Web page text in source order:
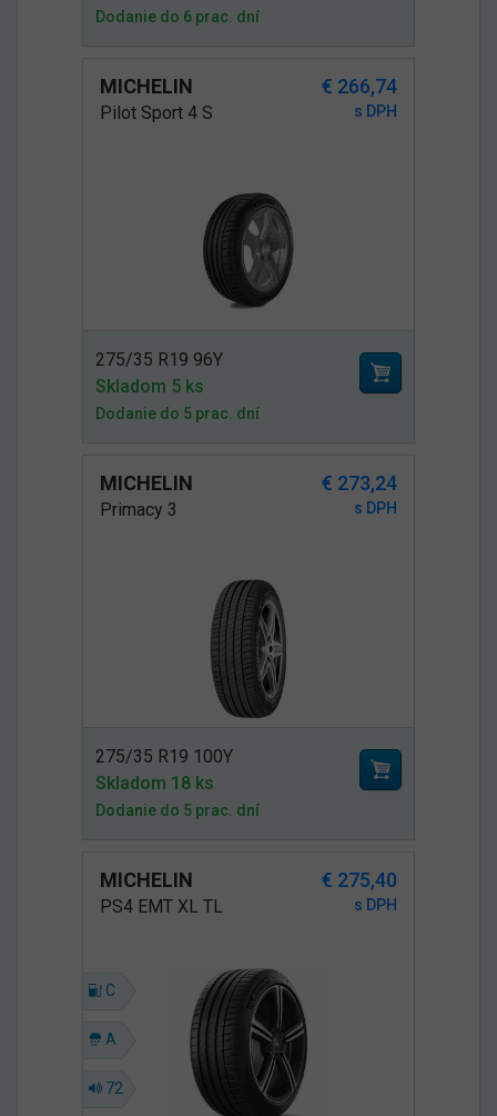
Dodanie do 6 prac. dní
MICHELIN € 266,74
Pilot Sport 4 S s DPH
275/35 R19 96Y
Skladom 5 ks
Dodanie do 5 prac. dní
MICHELIN € 273,24
Primacy 3 s DPH
275/35 R19 100Y
Skladom 18 ks
Dodanie do 5 prac. dní
MICHELIN € 275,40
PS4 EMT XL TL s DPH
C
A
72